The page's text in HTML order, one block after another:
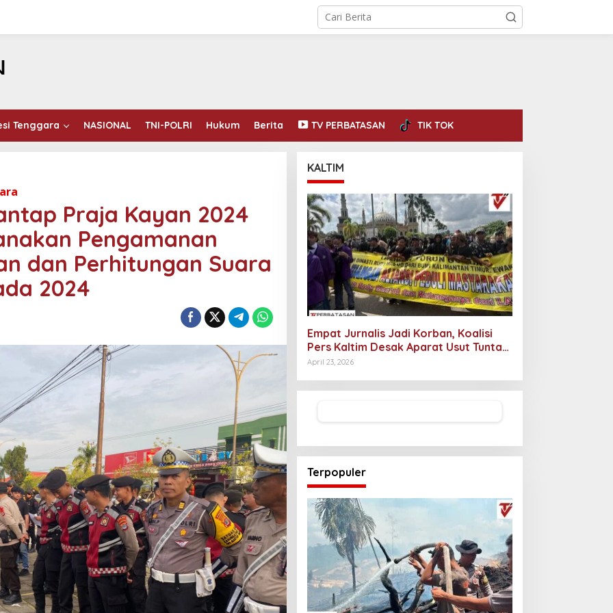
Tenggara NASIONAL TNI-POLRI Hukum Berita TV PERBATASAN TIK TOK
Praja Kayan 2024
Pengamanan
dan Perhitungan Suara
2024
KALTIM
Empat Jurnalis Jadi Korban, Koalisi
Pers Kaltim Desak Aparat Usut Tuntas
Pelaku Intimidasi
April 23, 2026
Terpopuler